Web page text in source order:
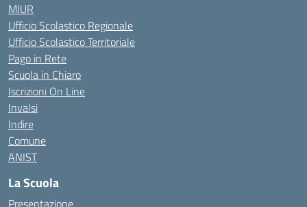
MIUR
Ufficio Scolastico Regionale
Ufficio Scolastico Territoriale
Pago in Rete
Scuola in Chiaro
Iscrizioni On Line
Invalsi
Indire
Comune
ANIST
La Scuola
Presentazione